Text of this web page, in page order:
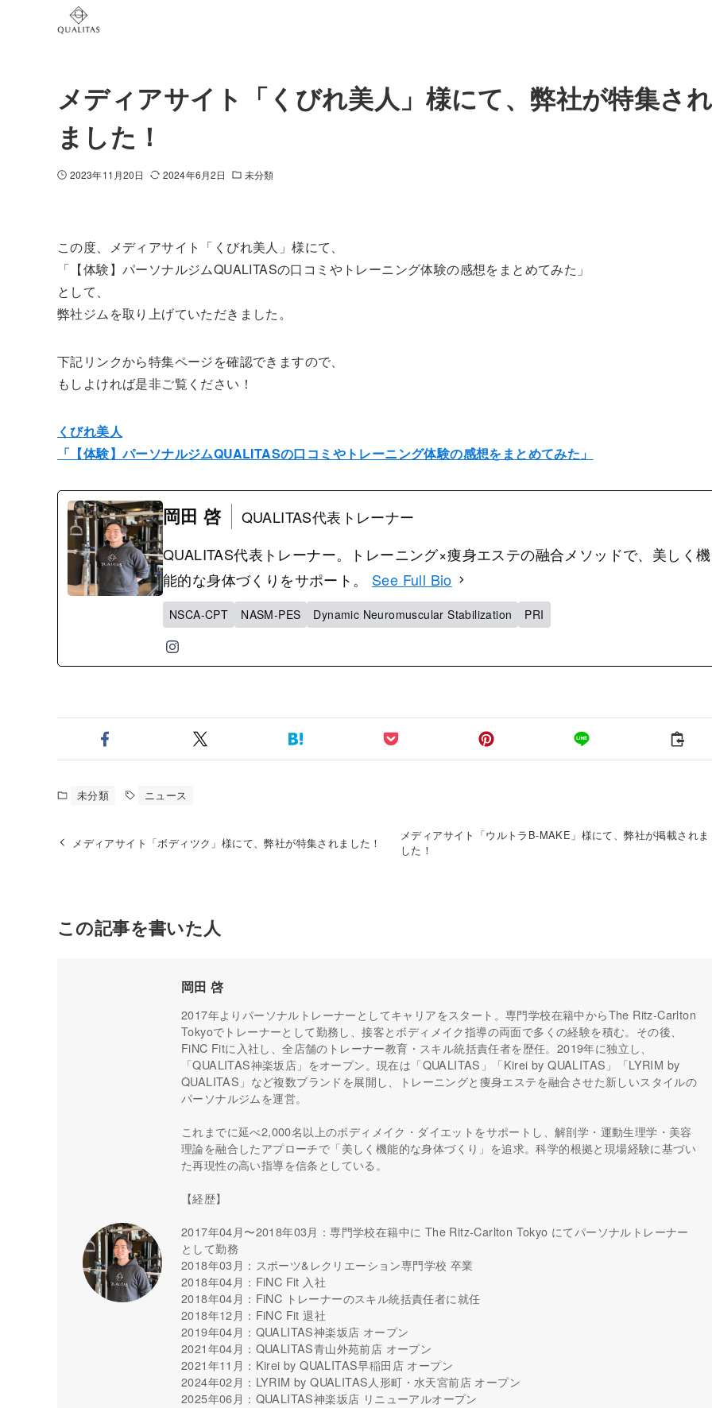
メディアサイト「くびれ美人」様にて、弊社が特集され
ました！
2023年11月20日 2024年6月2日 未分類
この度、メディアサイト「くびれ美人」様にて、
「【体験】パーソナルジムQUALITASの口コミやトレーニング体験の感想をまとめてみた」
として、
弊社ジムを取り上げていただきました。
下記リンクから特集ページを確認できますので、
もしよければ是非ご覧ください！
くびれ美人
「【体験】パーソナルジムQUALITASの口コミやトレーニング体験の感想をまとめてみた」
岡田 啓
QUALITAS代表トレーナー
QUALITAS代表トレーナー。トレーニング×痩身エステの融合メソッドで、美しく機
能的な身体づくりをサポート。 See Full Bio
NSCA-CPT NASM-PES Dynamic Neuromuscular Stabilization PRI
未分類 ニュース
メディアサイト「ボディツク」様にて、弊社が特集されました！
メディアサイト「ウルトラB-MAKE」様にて、弊社が掲載されま
した！
この記事を書いた人
岡田 啓
2017年よりパーソナルトレーナーとしてキャリアをスタート。専門学校在籍中からThe Ritz-Carlton
Tokyoでトレーナーとして勤務し、接客とボディメイク指導の両面で多くの経験を積む。その後、
FiNC Fitに入社し、全店舗のトレーナー教育・スキル統括責任者を歴任。2019年に独立し、
「QUALITAS神楽坂店」をオープン。現在は「QUALITAS」「Kirei by QUALITAS」「LYRIM by
QUALITAS」など複数ブランドを展開し、トレーニングと痩身エステを融合させた新しいスタイルの
パーソナルジムを運営。
これまでに延べ2,000名以上のボディメイク・ダイエットをサポートし、解剖学・運動生理学・美容
理論を融合したアプローチで「美しく機能的な身体づくり」を追求。科学的根拠と現場経験に基づい
た再現性の高い指導を信条としている。
【経歴】
2017年04月〜2018年03月：専門学校在籍中に The Ritz-Carlton Tokyo にてパーソナルトレーナー
として勤務
2018年03月：スポーツ&レクリエーション専門学校 卒業
2018年04月：FiNC Fit 入社
2018年04月：FiNC トレーナーのスキル統括責任者に就任
2018年12月：FiNC Fit 退社
2019年04月：QUALITAS神楽坂店 オープン
2021年04月：QUALITAS青山外苑前店 オープン
2021年11月：Kirei by QUALITAS早稲田店 オープン
2024年02月：LYRIM by QUALITAS人形町・水天宮前店 オープン
2025年06月：QUALITAS神楽坂店 リニューアルオープン